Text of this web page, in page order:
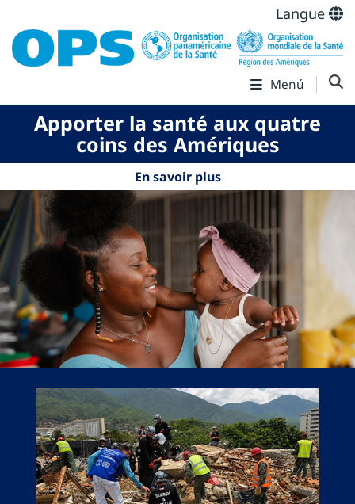
Langue
Menú
Apporter la santé aux quatre
coins des Amériques
En savoir plus